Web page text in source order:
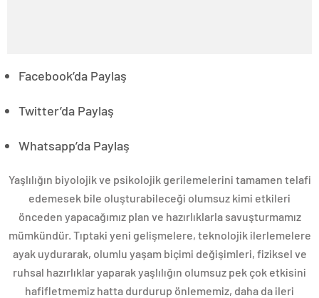
Facebook’da Paylaş
Twitter’da Paylaş
Whatsapp’da Paylaş
Yaşlılığın biyolojik ve psikolojik gerilemelerini tamamen telafi
edemesek bile oluşturabileceği olumsuz kimi etkileri
önceden yapacağımız plan ve hazırlıklarla savuşturmamız
mümkündür. Tıptaki yeni gelişmelere, teknolojik ilerlemelere
ayak uydurarak, olumlu yaşam biçimi değişimleri, fiziksel ve
ruhsal hazırlıklar yaparak yaşlılığın olumsuz pek çok etkisini
hafifletmemiz hatta durdurup önlememiz, daha da ileri